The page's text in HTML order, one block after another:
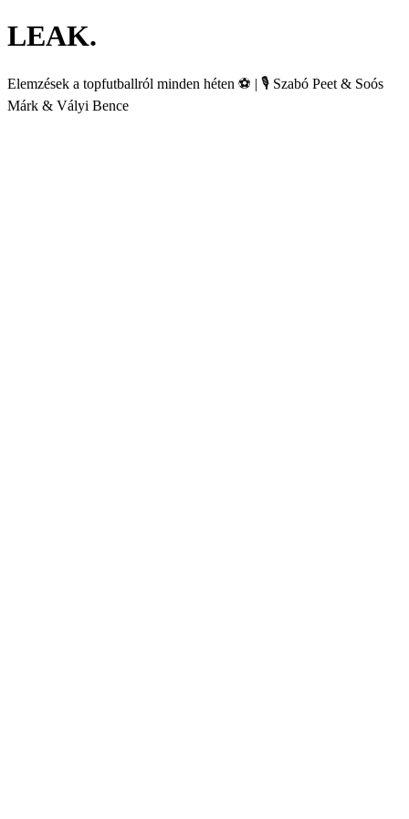
LEAK.
Elemzések a topfutballról minden héten ⚽️ | 🎙️ Szabó Peet & Soós
Márk & Vályi Bence